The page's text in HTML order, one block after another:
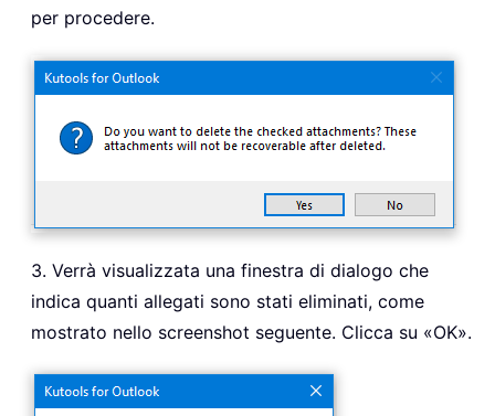
per procedere.
3. Verrà visualizzata una finestra di dialogo che
indica quanti allegati sono stati eliminati, come
mostrato nello screenshot seguente. Clicca su «OK».